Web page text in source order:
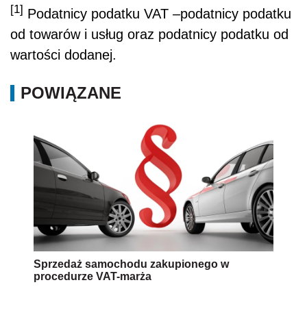
[1] Podatnicy podatku VAT –podatnicy podatku
od towarów i usług oraz podatnicy podatku od
wartości dodanej.
POWIĄZANE
Sprzedaż samochodu zakupionego w
procedurze VAT-marża